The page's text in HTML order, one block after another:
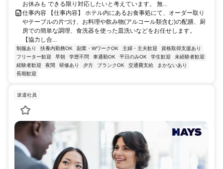
お休みも できる限り対応したいと考えています。 無...
仕事内容 【仕事内容】 ホテル内にあるお食事処にて、オーダー取り
やテーブルの片づけ、お料理や飲み物(アルコール類含む)の配膳、厨
房での簡単な調理、食洗器を使った皿洗いなどをお任せします。
【協力し合...
制服あり 扶養内勤務OK 副業・WワークOK 主婦・主夫歓迎
資格取得支援あり
フリーター歓迎
早朝 学歴不問 車通勤OK 平日のみOK 学生歓迎
未経験者歓迎
経験者歓迎
夜間 研修あり 夕方 ブランクOK 交通費支給
まかないあり
長期歓迎
派遣社員